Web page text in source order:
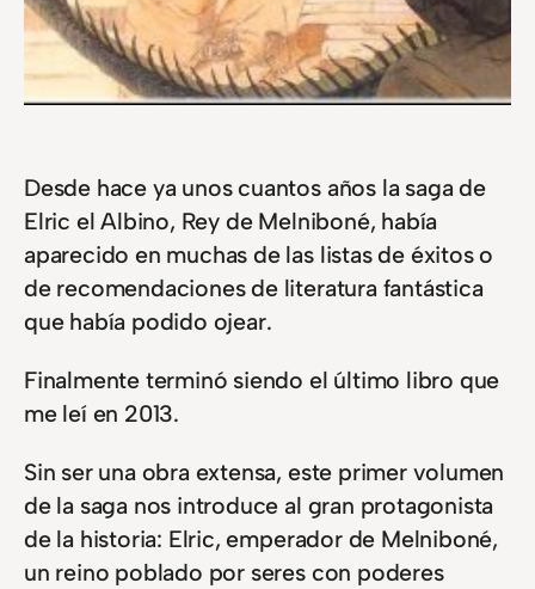
Desde hace ya unos cuantos años la saga de
Elric el Albino, Rey de Melniboné, había
aparecido en muchas de las listas de éxitos o
de recomendaciones de literatura fantástica
que había podido ojear.
Finalmente terminó siendo el último libro que
me leí en 2013.
Sin ser una obra extensa, este primer volumen
de la saga nos introduce al gran protagonista
de la historia: Elric, emperador de Melniboné,
un reino poblado por seres con poderes